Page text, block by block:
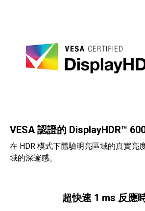
VESA 認證的 DisplayHDR™
在 HDR 模式下體驗明亮區域的真實亮
域的深邃感。
超快速 1 ms 反應